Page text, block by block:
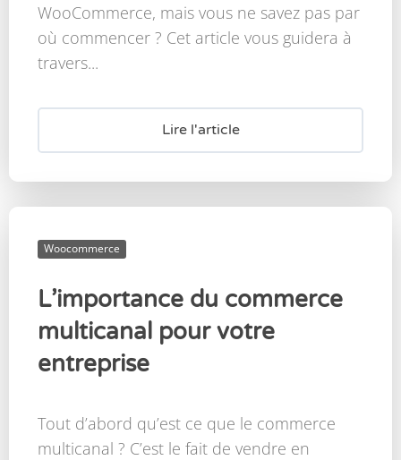
WooCommerce, mais vous ne savez pas par
où commencer ? Cet article vous guidera à
travers...
Lire l'article
Woocommerce
L’importance du commerce
multicanal pour votre
entreprise
Tout d’abord qu’est ce que le commerce
multicanal ? C’est le fait de vendre en